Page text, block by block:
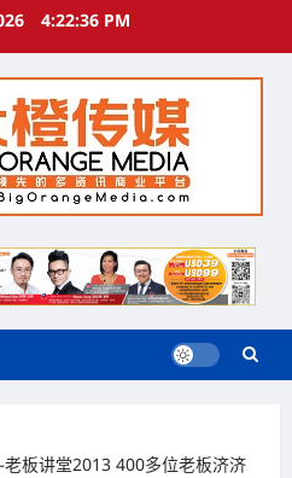
4:22:37 PM
板讲堂2013 400多位老板济济